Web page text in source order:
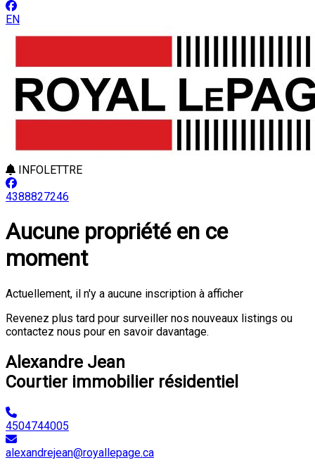
EN
INFOLETTRE
4388827246
Aucune propriété en ce
moment
Actuellement, il n'y a aucune inscription à afficher
Revenez plus tard pour surveiller nos nouveaux listings ou
contactez nous pour en savoir davantage.
Alexandre Jean
Courtier immobilier résidentiel
4504744005
alexandrejean@royallepage.ca